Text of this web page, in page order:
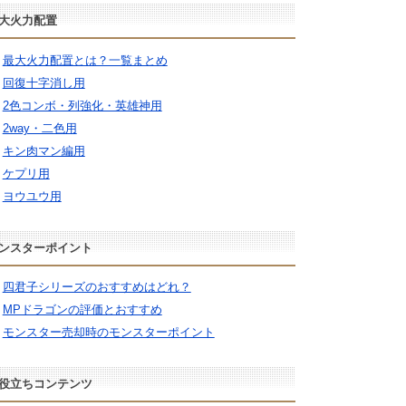
火力配置
最大火力配置とは？一覧まとめ
回復十字消し用
2色コンボ・列強化・英雄神用
2way・二色用
キン肉マン編用
ケプリ用
ヨウユウ用
スターポイント
四君子シリーズのおすすめはどれ？
MPドラゴンの評価とおすすめ
モンスター売却時のモンスターポイント
立ちコンテンツ